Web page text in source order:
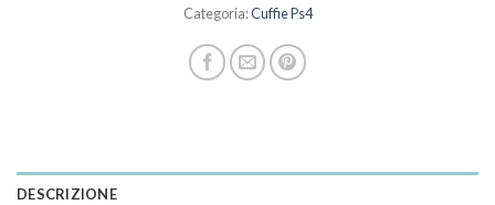
Categoria:Cuffie Ps4
DESCRIZIONE